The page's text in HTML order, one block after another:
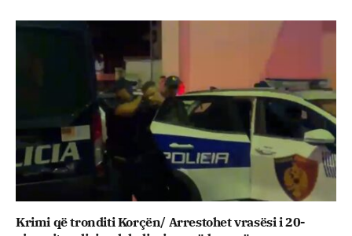
Krimi që tronditi Korçën/ Arrestohet vrasësi i 20-